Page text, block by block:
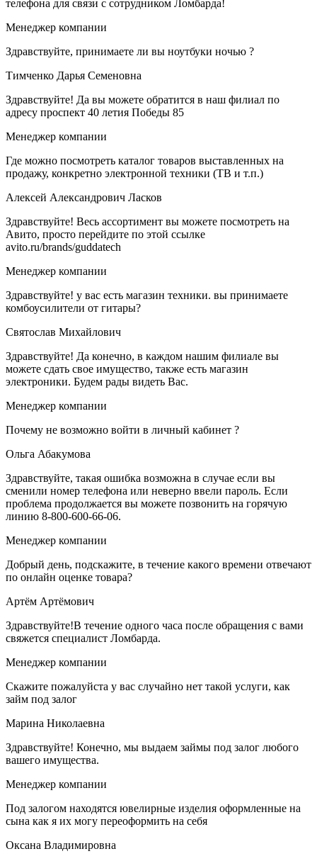
телефона для связи с сотрудником Ломбарда!
Менеджер компании
Здравствуйте, принимаете ли вы ноутбуки ночью ?
Тимченко Дарья Семеновна
Здравствуйте! Да вы можете обратится в наш филиал по
адресу проспект 40 летия Победы 85
Менеджер компании
Где можно посмотреть каталог товаров выставленных на
продажу, конкретно электронной техники (ТВ и т.п.)
Алексей Александрович Ласков
Здравствуйте! Весь ассортимент вы можете посмотреть на
Авито, просто перейдите по этой ссылке
avito.ru/brands/guddatech
Менеджер компании
Здравствуйте! у вас есть магазин техники. вы принимаете
комбоусилители от гитары?
Святослав Михайлович
Здравствуйте! Да конечно, в каждом нашим филиале вы
можете сдать свое имущество, также есть магазин
электроники. Будем рады видеть Вас.
Менеджер компании
Почему не возможно войти в личный кабинет ?
Ольга Абакумова
Здравствуйте, такая ошибка возможна в случае если вы
сменили номер телефона или неверно ввели пароль. Если
проблема продолжается вы можете позвонить на горячую
линию 8-800-600-66-06.
Менеджер компании
Добрый день, подскажите, в течение какого времени отвечают
по онлайн оценке товара?
Артём Артёмович
Здравствуйте!В течение одного часа после обращения с вами
свяжется специалист Ломбарда.
Менеджер компании
Скажите пожалуйста у вас случайно нет такой услуги, как
займ под залог
Марина Николаевна
Здравствуйте! Конечно, мы выдаем займы под залог любого
вашего имущества.
Менеджер компании
Под залогом находятся ювелирные изделия оформленные на
сына как я их могу переоформить на себя
Оксана Владимировна